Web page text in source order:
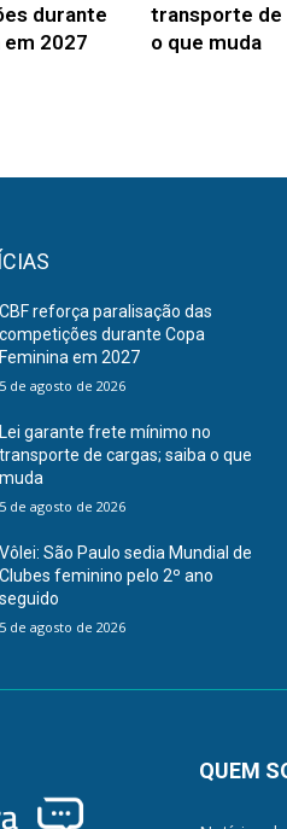
durante
em 2027
transporte de
o que muda
CBF reforça paralisação das
competições durante Copa
Feminina em 2027
5 de agosto de 2026
Lei garante frete mínimo no
transporte de cargas; saiba o que
muda
5 de agosto de 2026
Vôlei: São Paulo sedia Mundial de
Clubes feminino pelo 2º ano
seguido
5 de agosto de 2026
QUEM